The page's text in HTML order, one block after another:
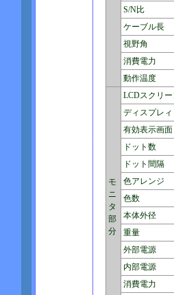
S/N比
ケーブル長
視野角
消費電力
動作温度
モ
ニ
タ
部
分
LCDスクリー
ディスプレィ
有効表示画面
ドット数
ドット間隔
色アレンジ
色数
本体外径
重量
外部電源
内部電源
消費電力